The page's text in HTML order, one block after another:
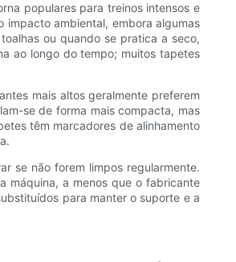
populares para treinos intensos e
impacto ambiental, embora algumas
ou quando se pratica a seco,
ao longo do tempo; muitos tapetes
mais altos geralmente preferem
se de forma mais compacta, mas
têm marcadores de alinhamento
se não forem limpos regularmente.
máquina, a menos que o fabricante
para manter o suporte e a